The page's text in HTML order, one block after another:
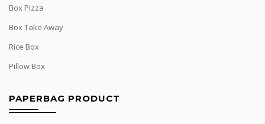
Box Pizza
Box Take Away
Rice Box
Pillow Box
PAPERBAG PRODUCT